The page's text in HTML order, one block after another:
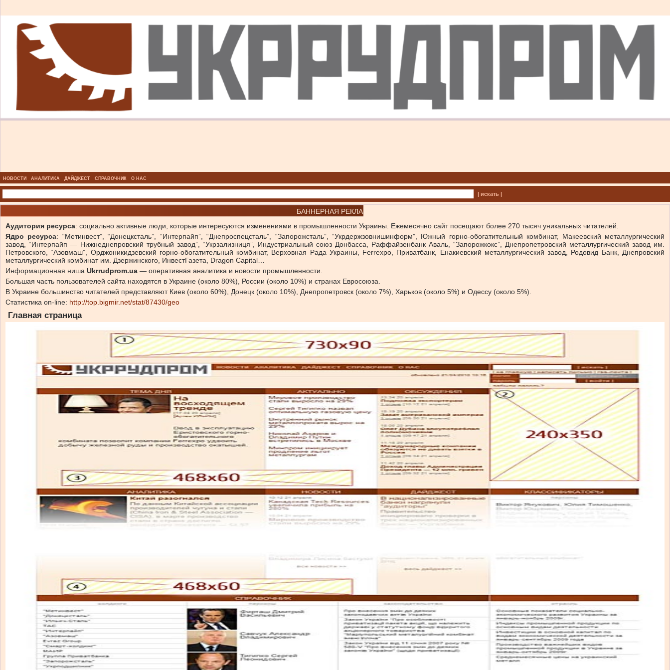
НОВОСТИ АНАЛИТИКА ДАЙДЖЕСТ СПРАВОЧНИК О НАС
| искать |
БАННЕРНАЯ РЕКЛАМА
Аудитория ресурса: социально активные люди, которые интересуются изменениями в промышленности Украины. Ежемесячно сайт посещают более 270 тысяч уникальных читателей.
Ядро ресурса: “Метинвест”, “Донецксталь”, “Интерпайп”, “Днепроспецсталь”, “Запорожсталь”, “Укрдержзовнишинформ”, Южный горно-обогатительный комбинат, Макеевский металлургический
завод, “Интерпайп — Нижнеднепровский трубный завод”, “Укрзализниця”, Индустриальный союз Донбасса, Раффайзенбанк Аваль, “Запорожкокс”, Днепропетровский металлургический завод им.
Петровского, “Азовмаш”, Орджоникидзевский горно-обогатительный комбинат, Верховная Рада Украины, Ferrexpo, Приватбанк, Енакиевский металлургический завод, Родовид Банк, Днепровский
металлургический комбинат им. Дзержинского, ИнвестГазета, Dragon Capital…
Информационная ниша Ukrrudprom.ua — оперативная аналитика и новости промышленности.
Большая часть пользователей сайта находятся в Украине (около 80%), России (около 10%) и странах Евросоюза.
В Украине большинство читателей представляют Киев (около 60%), Донецк (около 10%), Днепропетровск (около 7%), Харьков (около 5%) и Одессу (около 5%).
Статистика on-line: http://top.bigmir.net/stat/87430/geo
Главная страница